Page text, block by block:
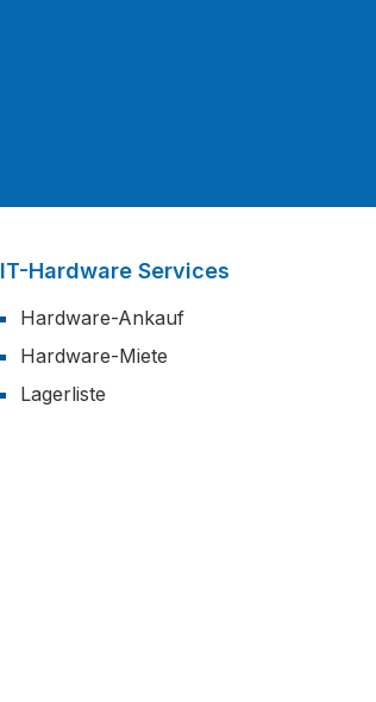
IT-Hardware Services
Hardware-Ankauf
Hardware-Miete
Lagerliste